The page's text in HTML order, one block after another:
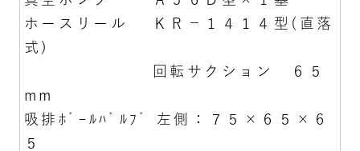
ホースリール ＫＲ－１４１４型(直落
式)
回転サクション ６５
mm
吸排ﾎﾞｰﾙﾊﾞﾙﾌﾞ 左側：７５×６５×６
５